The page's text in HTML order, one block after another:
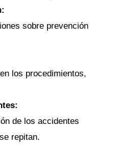
sobre prevención
los procedimientos,
de los accidentes
repitan.